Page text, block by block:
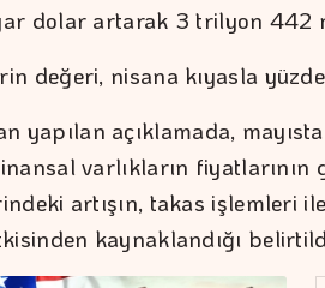
dolar artarak 3 trilyon 442
değeri, nisana kıyasla
yapılan açıklamada,
varlıkların fiyatlarının
artışın, takas işlemleri
kaynaklandığı